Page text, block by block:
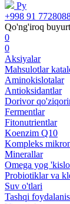
Ру
+998 91
Qo'ng'iroq
0
0
Aksiyalar
Mahsulotlar
Aminokislotalar
Antioksidantlar
Dorivor
Fermentlar
Fitonutrientlar
Koenzim Q10
Kompleks
Minerallar
Omega yog
Probiotiklar va
Suv o'tlari
Tashqi